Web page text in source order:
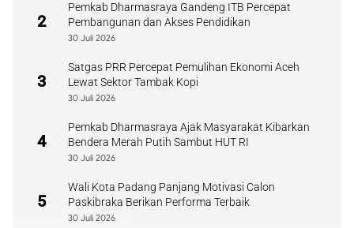
2
Pemkab Dharmasraya Gandeng ITB Percepat
Pembangunan dan Akses Pendidikan
30 Juli 2026
3
Satgas PRR Percepat Pemulihan Ekonomi Aceh
Lewat Sektor Tambak Kopi
30 Juli 2026
4
Pemkab Dharmasraya Ajak Masyarakat Kibarkan
Bendera Merah Putih Sambut HUT RI
30 Juli 2026
5
Wali Kota Padang Panjang Motivasi Calon
Paskibraka Berikan Performa Terbaik
30 Juli 2026